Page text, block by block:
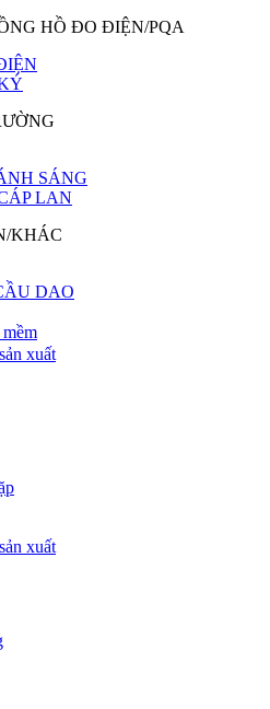
HỒ ĐO ĐIỆN/PQA
SÁNG
LAN
KHÁC
DAO
xuất
xuất